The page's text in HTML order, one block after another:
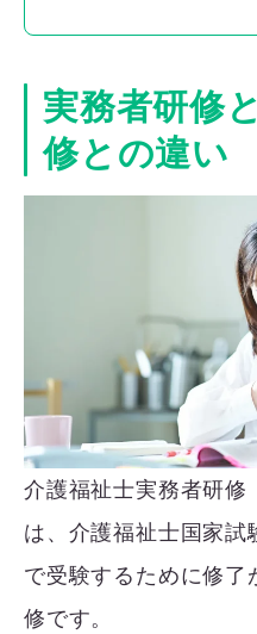
実務者研修
修との違い
介護福祉士実務者研修
は、介護福祉士国家試
で受験するために修
修です。